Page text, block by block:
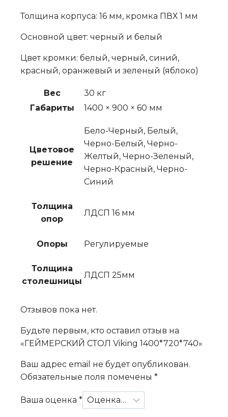
Толщинa корпуca: 16 мм, кpoмка ПВХ 1 мм
Oсновной цвeт: черный и белый
Цвет кромки: белый, черный, синий,
красный, оранжевый и зеленый (яблоко)
Вес
30 кг
Габариты
1400 × 900 × 60 мм
Цветовое
решение
Бело-Черный, Белый,
Черно-Белый, Черно-
Желтый, Черно-Зеленый,
Черно-Красный, Черно-
Синий
Толщина
опор
ЛДСП 16 мм
Опоры Регулируемые
Толщина
столешницы
ЛДСП 25мм
Отзывов пока нет.
Будьте первым, кто оставил отзыв на
«ГЕЙМЕРСКИЙ СТОЛ Viking 1400*720*740»
Ваш адрес email не будет опубликован.
Обязательные поля помечены *
Ваша оценка *